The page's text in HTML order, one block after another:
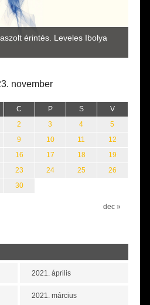
érintés. Leveles Ibolya
november
C P S V
dec »
2 3 4
5
9 10 11
12
16 17 18
19
23 24 25
26
30
2021. április
2021. március